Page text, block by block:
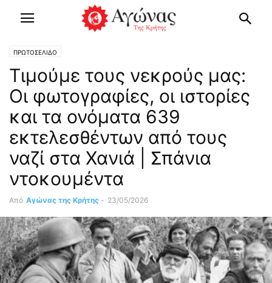
ΠΡΩΤΟΣΕΛΙΔΟ
Τιμούμε τους νεκρούς μας:
Οι φωτογραφίες, οι ιστορίες
και τα ονόματα 639
εκτελεσθέντων από τους
ναζί στα Χανιά | Σπάνια
ντοκουμέντα
Από Αγώνας της Κρήτης - 23/05/2026